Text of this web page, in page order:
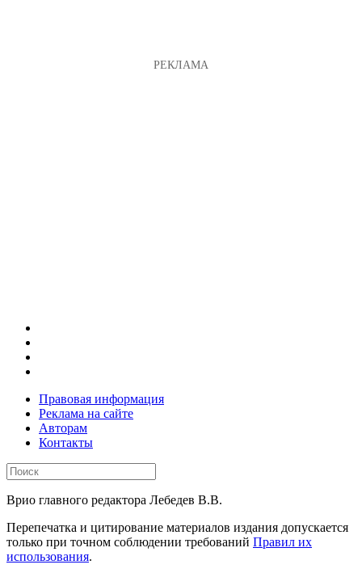
Правовая информация
Реклама на сайте
Авторам
Контакты
Врио главного редактора Лебедев В.В.
Перепечатка и цитирование материалов издания допускается
только при точном соблюдении требований Правил их
использования.